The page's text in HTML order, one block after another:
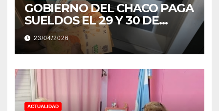
GOBIERNO DEL CHACO PAGA
SUELDOS EL 29 Y 30 DE
ABRIL, CON EL 2% DE
AUMENTO
23/04/2026
ACTUALIDAD